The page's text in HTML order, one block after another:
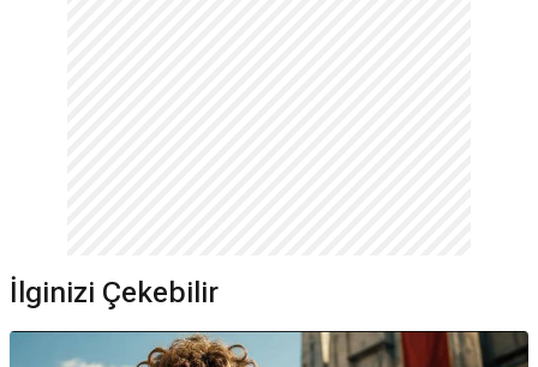
İlginizi Çekebilir